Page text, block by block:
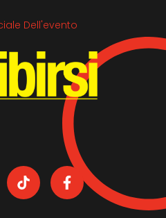
Dell'evento